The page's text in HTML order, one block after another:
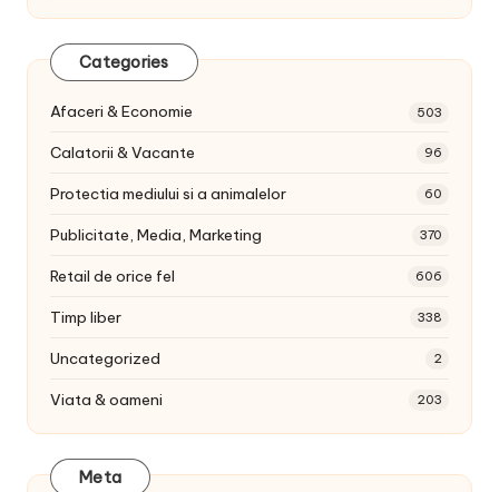
Categories
Afaceri & Economie 503
Calatorii & Vacante 96
Protectia mediului si a animalelor 60
Publicitate, Media, Marketing 370
Retail de orice fel 606
Timp liber 338
Uncategorized 2
Viata & oameni 203
Meta